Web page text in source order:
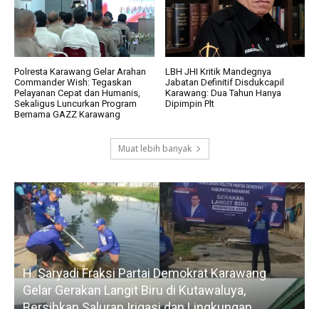
Polresta Karawang Gelar Arahan
Commander Wish: Tegaskan
Pelayanan Cepat dan Humanis,
Sekaligus Luncurkan Program
Bernama GAZZ Karawang
LBH JHI Kritik Mandegnya
Jabatan Definitif Disdukcapil
Karawang: Dua Tahun Hanya
Dipimpin Plt
Muat lebih banyak
Konsolidasi dan Bedah Dapil, Partai Nasdem
Karawang Genjot Konsolidasi Target